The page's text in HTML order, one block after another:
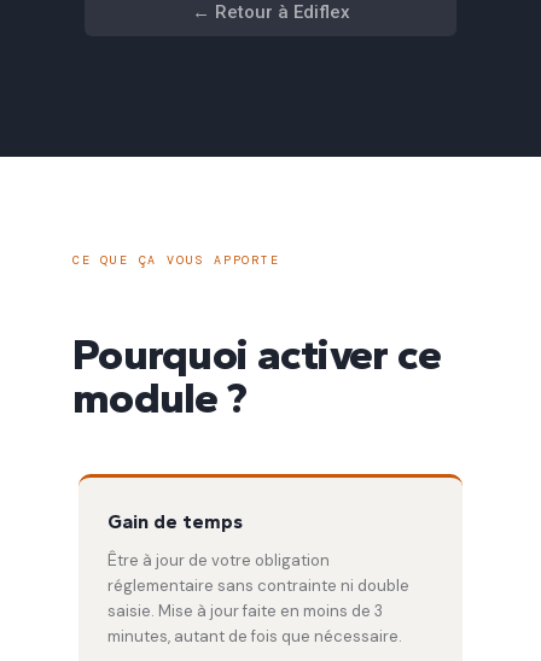
← Retour à Ediflex
CE QUE ÇA VOUS APPORTE
Pourquoi activer ce
module ?
Gain de temps
Être à jour de votre obligation
réglementaire sans contrainte ni double
saisie. Mise à jour faite en moins de 3
minutes, autant de fois que nécessaire.